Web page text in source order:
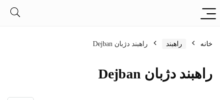
خانه راهبند راهبند دژبان Dejban
راهبند دژبان Dejban